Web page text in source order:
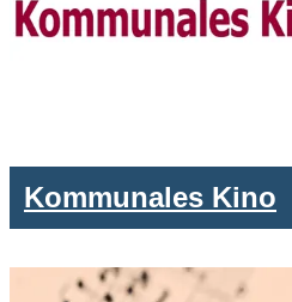
Kommunales Kino